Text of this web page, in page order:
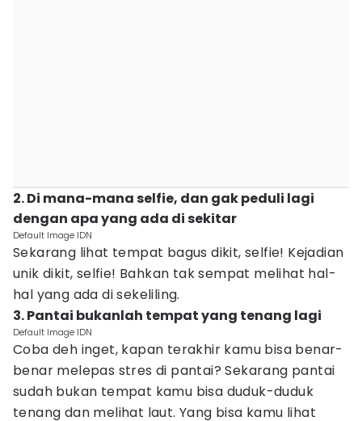
2. Di mana-mana selfie, dan gak peduli lagi
dengan apa yang ada di sekitar
Default Image IDN
Sekarang lihat tempat bagus dikit, selfie! Kejadian
unik dikit, selfie! Bahkan tak sempat melihat hal-
hal yang ada di sekeliling.
3. Pantai bukanlah tempat yang tenang lagi
Default Image IDN
Coba deh inget, kapan terakhir kamu bisa benar-
benar melepas stres di pantai? Sekarang pantai
sudah bukan tempat kamu bisa duduk-duduk
tenang dan melihat laut. Yang bisa kamu lihat